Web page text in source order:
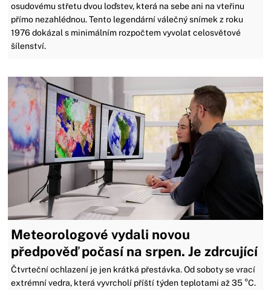
osudovému střetu dvou loďstev, která na sebe ani na vteřinu
přímo nezahlédnou. Tento legendární válečný snímek z roku
1976 dokázal s minimálním rozpočtem vyvolat celosvětové
šílenství.
Meteorologové vydali novou
předpověď počasí na srpen. Je zdrcující
Čtvrteční ochlazení je jen krátká přestávka. Od soboty se vrací
extrémní vedra, která vyvrcholí příští týden teplotami až 35 °C.